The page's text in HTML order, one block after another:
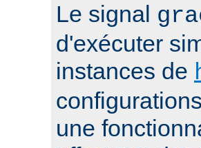
Le signal
d'exécuter
instances de
une